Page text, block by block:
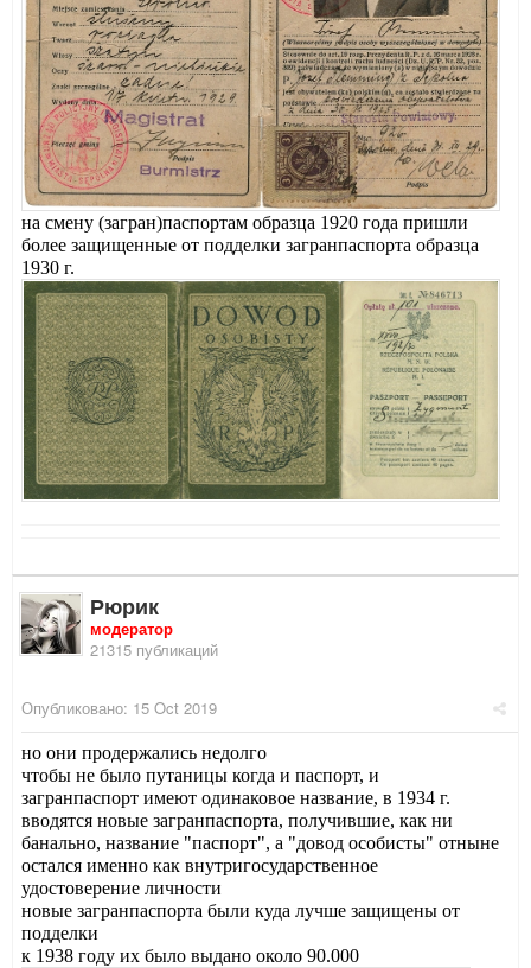
на смену (загран)паспортам образца 1920 года пришли
более защищенные от подделки загранпаспорта образца
1930 г.
Рюрик
модератор
21315 публикаций
Опубликовано: 15 Oct 2019
но они продержались недолго
чтобы не было путаницы когда и паспорт, и
загранпаспорт имеют одинаковое название, в 1934 г.
вводятся новые загранпаспорта, получившие, как ни
банально, название "паспорт", а "довод особисты" отныне
остался именно как внутригосударственное
удостоверение личности
новые загранпаспорта были куда лучше защищены от
подделки
к 1938 году их было выдано около 90.000